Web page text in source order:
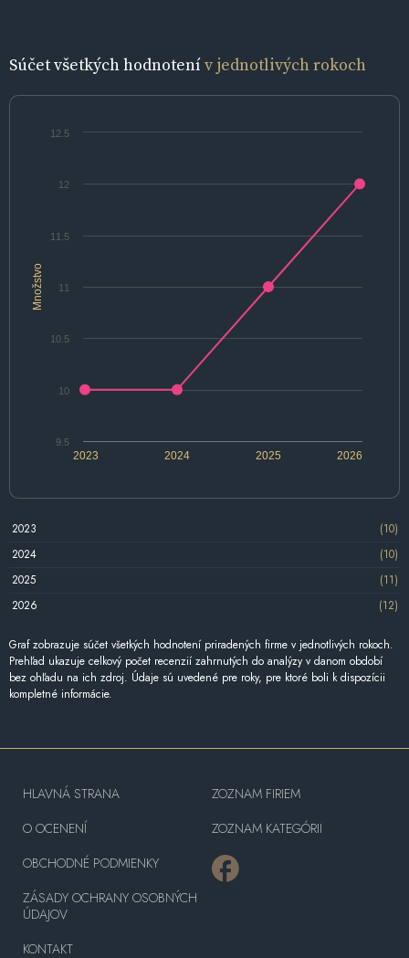
Súčet všetkých hodnotenív jednotlivých rokoch
Množstvo
2024 2026
2023 2025
9.5
10
10.5
11
11.5
12
12.5
2023
(10)
2024
(10)
2025
(11)
2026
(12)
Graf zobrazuje súčet všetkých hodnotení priradených firme v jednotlivých rokoch.
Prehľad ukazuje celkový počet recenzií zahrnutých do analýzy v danom období
bez ohľadu na ich zdroj. Údaje sú uvedené pre roky, pre ktoré boli k dispozícii
kompletné informácie.
HLAVNÁ STRANA
O OCENENÍ
OBCHODNÉ PODMIENKY
ZÁSADY OCHRANY OSOBNÝCH
ÚDAJOV
KONTAKT
ZOZNAM FIRIEM
ZOZNAM KATEGÓRII